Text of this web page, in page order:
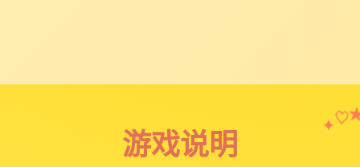
游戏说明
✦♡